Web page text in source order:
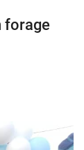
forage